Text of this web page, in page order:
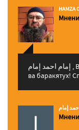
HAMZA
إمام احمد إمام , Ва алейкум ассалам ва рахматуЛлахи
ва баракятух!
إمام